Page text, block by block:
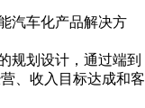
汽车化产品解决方
划设计，通过端到
、收入目标达成和客